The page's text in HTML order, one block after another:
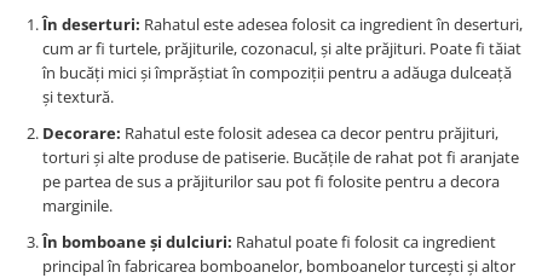
În deserturi: Rahatul este adesea folosit ca ingredient în deserturi,
cum ar fi turtele, prăjiturile, cozonacul, și alte prăjituri. Poate fi tăiat
în bucăți mici și împrăștiat în compoziții pentru a adăuga dulceață
și textură.
Decorare: Rahatul este folosit adesea ca decor pentru prăjituri,
torturi și alte produse de patiserie. Bucățile de rahat pot fi aranjate
pe partea de sus a prăjiturilor sau pot fi folosite pentru a decora
marginile.
În bomboane și dulciuri: Rahatul poate fi folosit ca ingredient
principal în fabricarea bomboanelor, bomboanelor turcești și altor